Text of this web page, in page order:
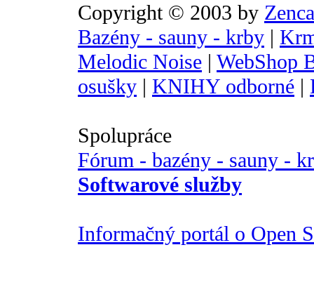
Copyright © 2003 by
Bazény - sauny - krby |
Melodic Noise | WebShop
osušky | KNIHY odborné |
Spolupráce
Fórum - bazény - sauny -
Softwarové služby
Informačný portál o Open